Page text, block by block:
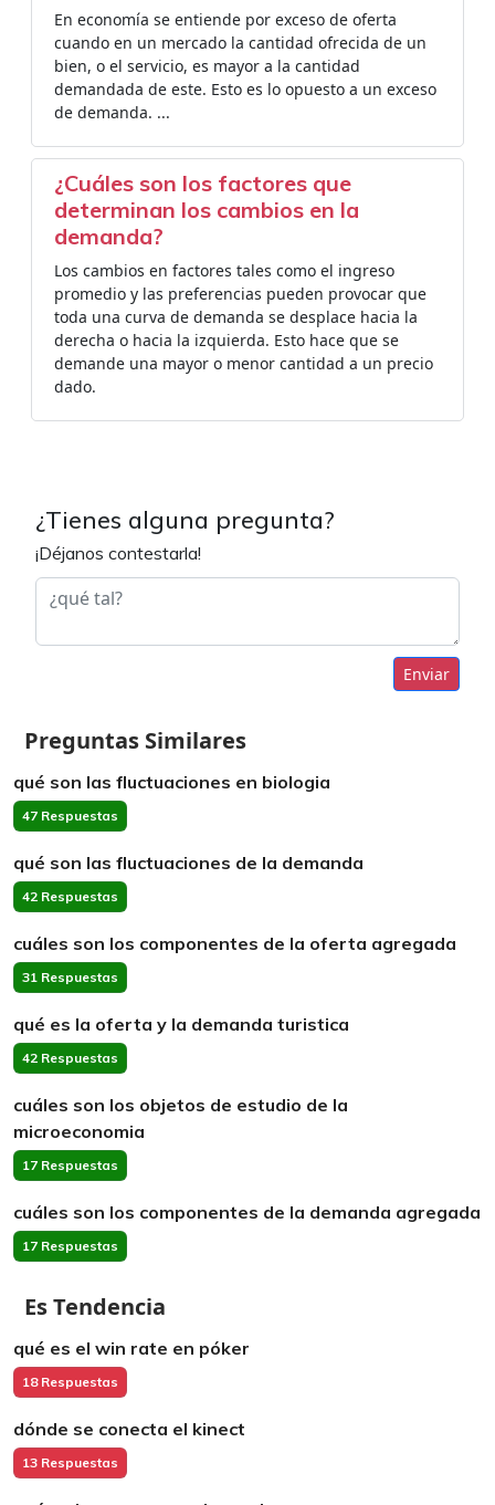
En economía se entiende por exceso de oferta
cuando en un mercado la cantidad ofrecida de un
bien, o el servicio, es mayor a la cantidad
demandada de este. Esto es lo opuesto a un exceso
de demanda. ...
¿Cuáles son los factores que
determinan los cambios en la
demanda?
Los cambios en factores tales como el ingreso
promedio y las preferencias pueden provocar que
toda una curva de demanda se desplace hacia la
derecha o hacia la izquierda. Esto hace que se
demande una mayor o menor cantidad a un precio
dado.
¿Tienes alguna pregunta?
¡Déjanos contestarla!
Enviar
Preguntas Similares
qué son las fluctuaciones en biologia
47 Respuestas
qué son las fluctuaciones de la demanda
42 Respuestas
cuáles son los componentes de la oferta agregada
31 Respuestas
qué es la oferta y la demanda turistica
42 Respuestas
cuáles son los objetos de estudio de la
microeconomia
17 Respuestas
cuáles son los componentes de la demanda agregada
17 Respuestas
Es Tendencia
qué es el win rate en póker
18 Respuestas
dónde se conecta el kinect
13 Respuestas